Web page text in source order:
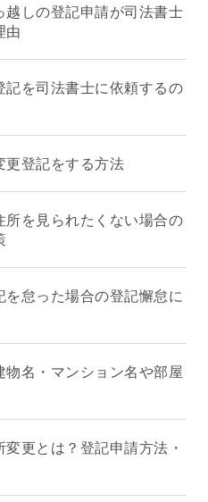
しの登記申請が司法書士
由
を司法書士に依頼するの
更登記をする方法
を見られたくない場合の
怠った場合の登記懈怠に
名・マンション名や部屋
更とは？登記申請方法・